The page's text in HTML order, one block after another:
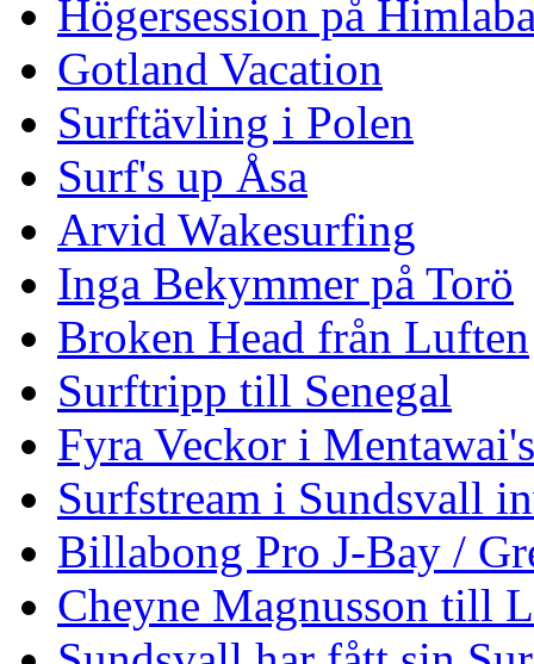
Högersession på
Gotland Vacation
Surftävling i Polen
Surf's up Åsa
Arvid Wakesurfing
Inga Bekymmer på Torö
Broken Head från Luften
Surftripp till Senegal
Fyra Veckor i Mentawai's
Surfstream i Sundsvall
Billabong Pro J-Bay /
Cheyne Magnusson till